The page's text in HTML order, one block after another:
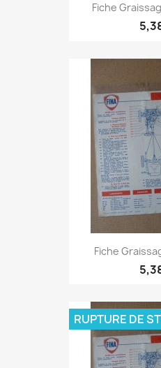
Fiche
Fiche
RUPTURE DE